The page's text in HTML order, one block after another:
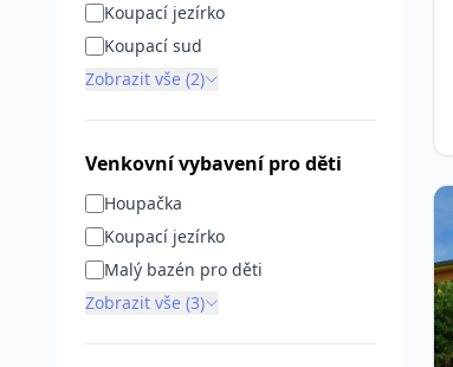
Koupací jezírko
Koupací sud
Zobrazit vše (2)
Venkovní vybavení pro děti
Houpačka
Koupací jezírko
Malý bazén pro děti
Zobrazit vše (3)